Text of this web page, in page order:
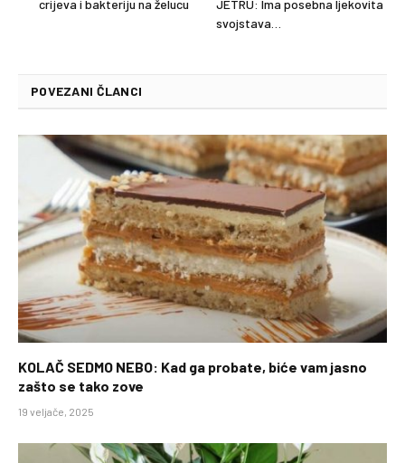
crijeva i bakteriju na želucu
JETRU: Ima posebna ljekovita
svojstava…
POVEZANI ČLANCI
KOLAČ SEDMO NEBO: Kad ga probate, biće vam jasno
zašto se tako zove
19 veljače, 2025